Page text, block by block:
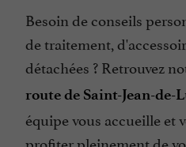
Besoin de conseils
de traitement,
détachées ? Retrouvez
route de Saint-Jean-de-
équipe vous accueille et
profiter pleinement de